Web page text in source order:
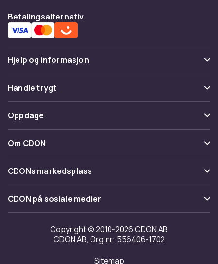
Betalingsalternativ
Hjelp og informasjon
Vanlige spørsmål
Spor pakke
Angre & returner her
Kontakt oss
Handle trygt
Betaling
Levering
Tilbakekallinger
Oppdage
Kategorier
Varemerker
Om CDON
Om oss
Kundeanmeldelser
Jobbe på CDON
Investor relations
Tilgjengelighet
CDONs markedsplass
Merchant Help Center
CDON på sosiale medier
Copyright © 2010-2026 CDON AB
CDON AB, Org.nr: 556406-1702
Sitemap